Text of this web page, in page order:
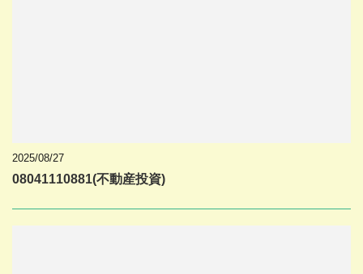
2025/08/27
08041110881(不動産投資)